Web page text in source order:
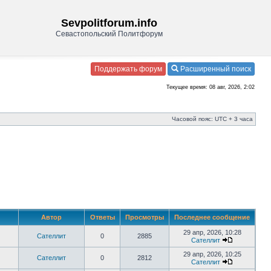
Sevpolitforum.info
Севастопольский Политфорум
Поддержать форум Расширенный поиск
Текущее время: 08 авг, 2026, 2:02
Часовой пояс: UTC + 3 часа
Автор Ответы Просмотры Последнее сообщение
Сателлит 0 2885
29 апр, 2026, 10:28
Сателлит
Сателлит 0 2812
29 апр, 2026, 10:25
Сателлит